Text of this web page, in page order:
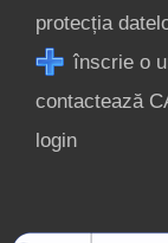
condiții
contact
login
Ce pot vizita
protecția
înscrie o
contactează
login